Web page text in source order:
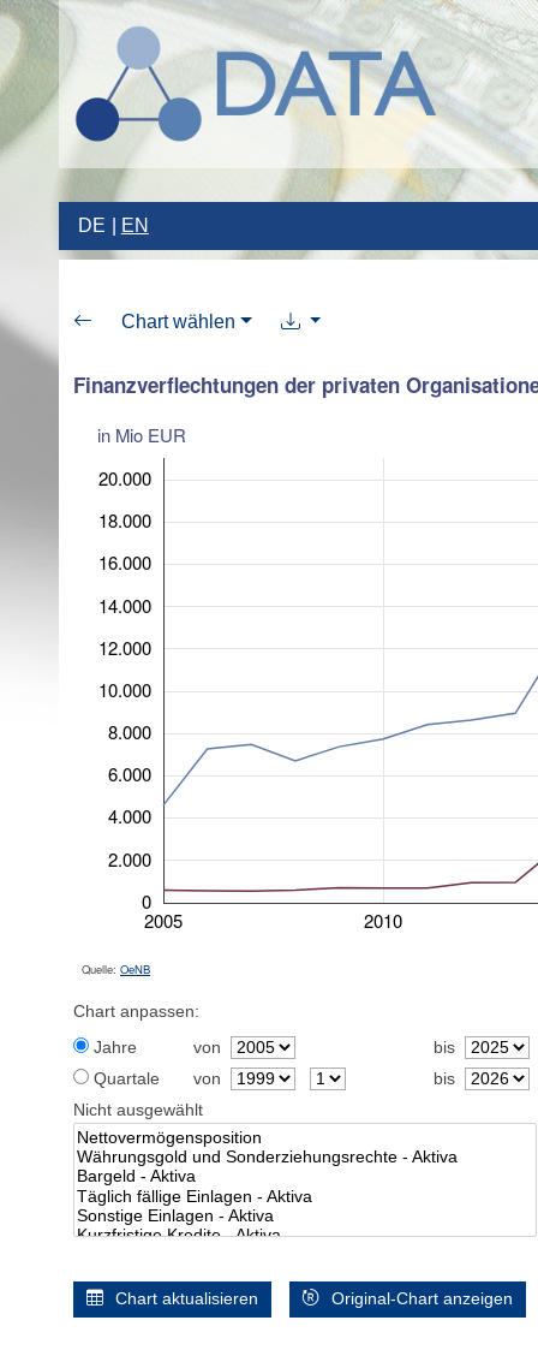
DE EN
Chart wählen
Finanzverflechtungen der privaten
in Mio EUR
2005 2010
0
2.000
4.000
6.000
8.000
10.000
12.000
14.000
16.000
18.000
20.000
Quelle: OeNB
Chart anpassen:
Jahre
von
bis
Quartale
von
bis
Nicht ausgewählt
Chart aktualisieren Original-Chart anzeigen